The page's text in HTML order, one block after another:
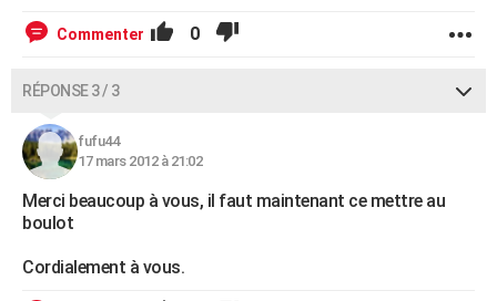
Commenter 0
RÉPONSE 3 / 3
fufu44
17 mars 2012 à 21:02
Merci beaucoup à vous, il faut maintenant ce mettre au
boulot
Cordialement à vous.